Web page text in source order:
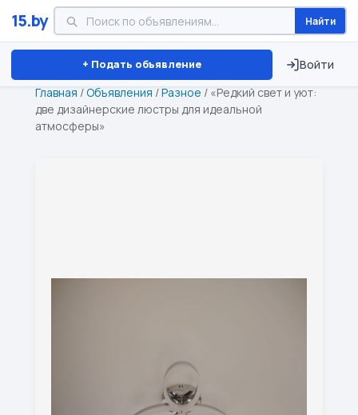
15.by Найти
+ Подать объявление Войти
Минск Витебск Брест ⏱ ТОЛЬКО 15 ДНЕЙ
Главная /Объявления /Разное / «Редкий свет и уют:
две дизайнерские люстры для идеальной
атмосферы»